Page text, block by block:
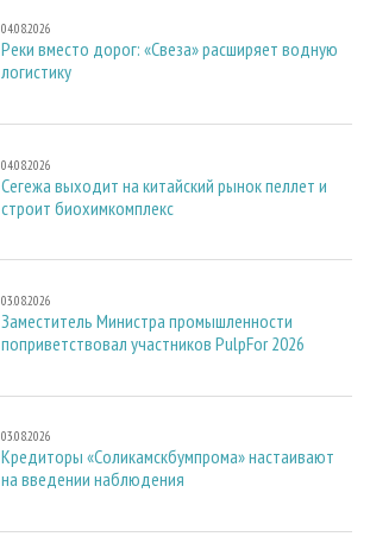
04.08.2026
Реки вместо дорог: «Свеза» расширяет водную
логистику
04.08.2026
Сегежа выходит на китайский рынок пеллет и
строит биохимкомплекс
03.08.2026
Заместитель Министра промышленности
поприветствовал участников PulpFor 2026
03.08.2026
Кредиторы «Соликамскбумпрома» настаивают
на введении наблюдения